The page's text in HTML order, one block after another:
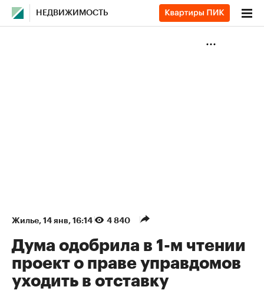
НЕДВИЖИМОСТЬ
Жилье⁠, 14 янв, 16:14 4 840
Дума одобрила в 1-м чтении
проект о праве управдомов
уходить в отставку